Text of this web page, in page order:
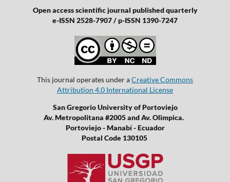
Open access scientific journal published quarterly
e-ISSN 2528-7907 / p-ISSN 1390-7247
This journal operates under aCreative Commons
Attribution 4.0 International License
San Gregorio University of Portoviejo
Av. Metropolitana #2005 and Av. Olimpica.
Portoviejo - Manabí - Ecuador
Postal Code 130105